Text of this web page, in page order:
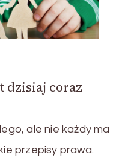
dzisiaj coraz
ale nie każdy ma
przepisy prawa.